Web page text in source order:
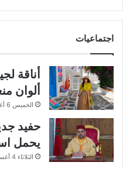
اجتماعيات
أناقة
ألوان
الخميس 6 أغسطس 2026 الساعة 12:14 ص
حفيد
يحمل
الثلاثاء 4 أغسطس 2026 الساعة 2:52 ص